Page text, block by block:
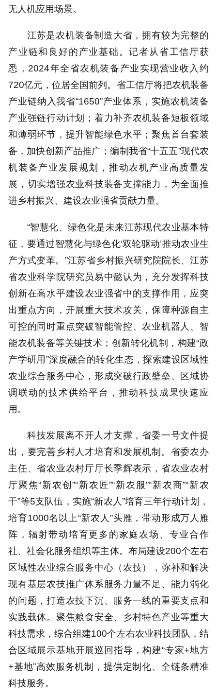
无人机应用场景。
江苏是农机装备制造大省，拥有较为完整的
产业链和良好的产业基础。记者从省工信厅获
悉，2024年全省农机装备产业实现营业收入约
720亿元，位居全国前列。省工信厅将把农机装备
产业链纳入我省“1650”产业体系，实施农机装备
产业强链行动计划；着力补齐农机装备短板领域
和薄弱环节，提升智能绿色水平；聚焦首台套装
备，加快创新产品推广；编制我省“十五五”现代农
机装备产业发展规划，推动农机产业高质量发
展，切实增强农业科技装备支撑能力，为全面推
进乡村振兴、建设农业强省贡献力量。
“智慧化、绿色化是未来江苏现代农业基本特
征，要通过智慧化与绿色化‘双轮驱动’推动农业生
产方式变革。”江苏省乡村振兴研究院院长、江苏
省农业科学院研究员易中懿认为，充分发挥科技
创新在高水平建设农业强省中的支撑作用，应突
出重点方向，开展重大技术攻关，保障种源自主
可控的同时重点突破智能管控、农业机器人、智
能农机装备等关键技术；创新转化机制，构建“政
产学研用”深度融合的转化生态，探索建设区域性
农业综合服务中心，形成突破行政壁垒、区域协
调联动的技术供给平台，推动科技成果快速应
用。
科技发展离不开人才支撑，省委一号文件提
出，要完善乡村人才培育和发展机制。省委农办
主任、省农业农村厅厅长季辉表示，省农业农村
厅聚焦“新农创”“新农匠”“新农服”“新农商”“新农
干”等5支队伍，实施“新农人”培育三年行动计划，
培育1000名以上“新农人”头雁，带动形成万人雁
阵，辐射带动培育更多的家庭农场、专业合作
社、社会化服务组织等主体。布局建设200个左右
区域性农业综合服务中心（农技），弥补和解决
现有基层农技推广体系服务力量不足、能力弱化
的问题，打造农技下沉、服务一线的重要支点和
实践载体。聚焦粮食安全、乡村特色产业等重大
科技需求，综合组建100个左右农业科技团队，结
合区域展示基地开展巡回指导，构建“专家+地方
+基地”高效服务机制，提供定制化、全链条精准
科技服务。